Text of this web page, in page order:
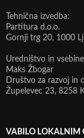
Tehnična izvedba:
Partitura d.o.o.
Gornji trg 20, 1000
Uredništvo in
Maks Žbogar
Društvo za razvoj in
Župelevec 23, 8258
VABILO LOKALNIM